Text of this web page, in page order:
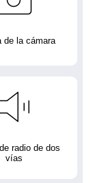
de la cámara
radio de dos
vías